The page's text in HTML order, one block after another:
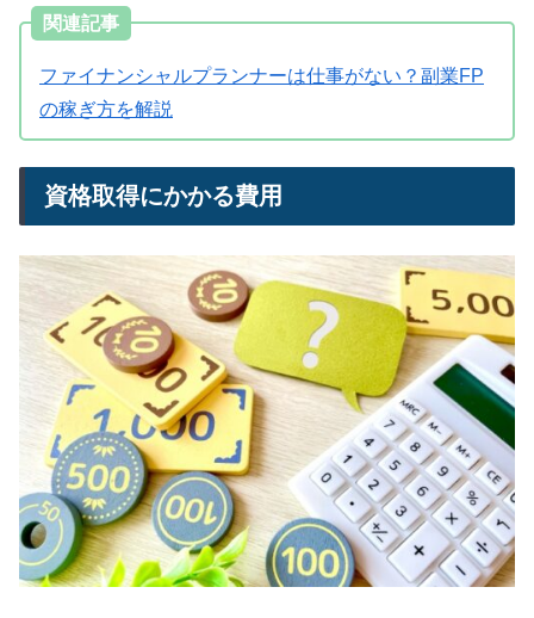
関連記事
ファイナンシャルプランナーは仕事がない？副業FP
の稼ぎ方を解説
資格取得にかかる費用